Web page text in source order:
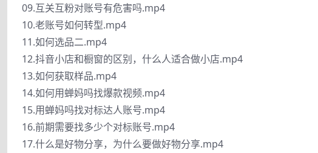
09.互关互粉对账号有危害吗.mp4
10.老账号如何转型.mp4
11.如何选品二.mp4
12.抖音小店和橱窗的区别，什么人适合做小店.mp4
13.如何获取样品.mp4
14.如何用蝉妈吗找爆款视频.mp4
15.用蝉妈吗找对标达人账号.mp4
16.前期需要找多少个对标账号.mp4
17.什么是好物分享，为什么要做好物分享.mp4